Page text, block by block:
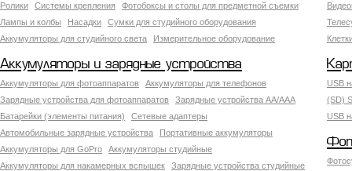
Ролики
Системы крепления
Фотобоксы и столы для предметной съемки
Лампы и колбы
Насадки
Сумки для студийного оборудования
Аккумуляторы для студийного света
Измерительное оборудование
Аккумуляторы и зарядные устройства
Аккумуляторы для фотоаппаратов
Аккумуляторы для телефонов
Зарядные устройства для фотоаппаратов
Зарядные устройства AA/AAA
Батарейки (элементы питания)
Сетевые адаптеры
Автомобильные зарядные устройства
Портативные аккумуляторы
Аккумуляторы для GoPro
Аккумуляторы студийные
Аккумуляторы для накамерных вспышек
Зарядные устройства студийные
USB
(SD)
USB